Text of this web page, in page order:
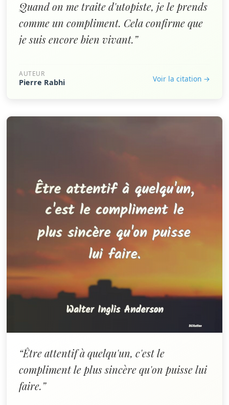
Quand on me traite d'utopiste, je le prends
comme un compliment. Cela confirme que
je suis encore bien vivant.”
AUTEUR
Pierre Rabhi Voir la citation →
“Être attentif à quelqu'un, c'est le
compliment le plus sincère qu'on puisse lui
faire.”